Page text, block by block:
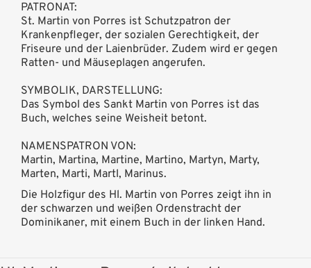
PATRONAT:
St. Martin von Porres ist Schutzpatron der
Krankenpfleger, der sozialen Gerechtigkeit, der
Friseure und der Laienbrüder. Zudem wird er gegen
Ratten- und Mäuseplagen angerufen.
SYMBOLIK, DARSTELLUNG:
Das Symbol des Sankt Martin von Porres ist das
Buch, welches seine Weisheit betont.
NAMENSPATRON VON:
Martin, Martina, Martine, Martino, Martyn, Marty,
Marten, Marti, Martl, Marinus.
Die Holzfigur des Hl. Martin von Porres zeigt ihn in
der schwarzen und weißen Ordenstracht der
Dominikaner, mit einem Buch in der linken Hand.